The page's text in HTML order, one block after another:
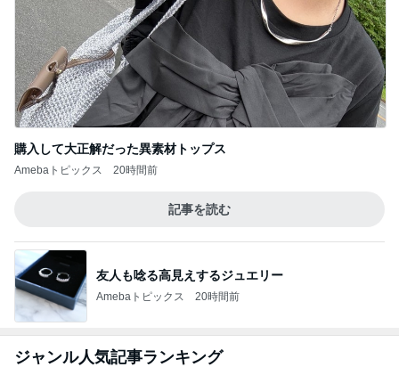
購入して大正解だった異素材トップス
Amebaトピックス 20時間前
記事を読む
友人も唸る高見えするジュエリー
Amebaトピックス 20時間前
ジャンル人気記事ランキング